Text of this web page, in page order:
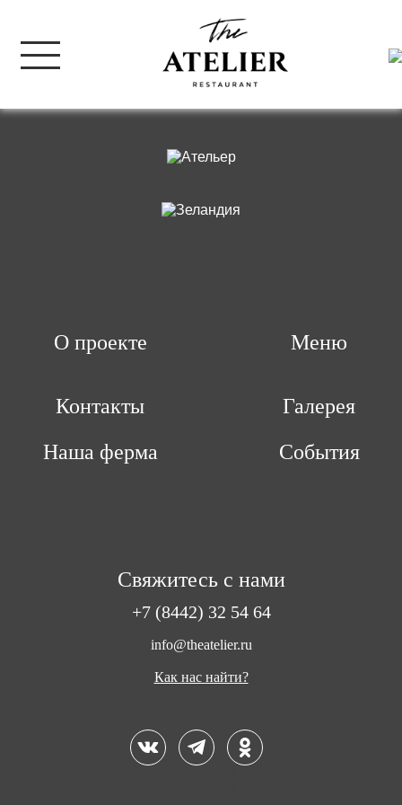
О проекте Меню
Контакты
Наша ферма
Галерея
События
Свяжитесь с нами
+7 (8442) 32 54 64
info@theatelier.ru
Как нас найти?